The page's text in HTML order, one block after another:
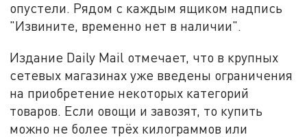
опустели. Рядом с каждым ящиком надпись
"Извините, временно нет в наличии".
Издание Daily Mail отмечает, что в крупных
сетевых магазинах уже введены ограничения
на приобретение некоторых категорий
товаров. Если овощи и завозят, то купить
можно не более трёх килограммов или